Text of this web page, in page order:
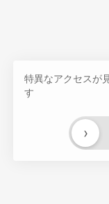
特異なアクセスが
す
›